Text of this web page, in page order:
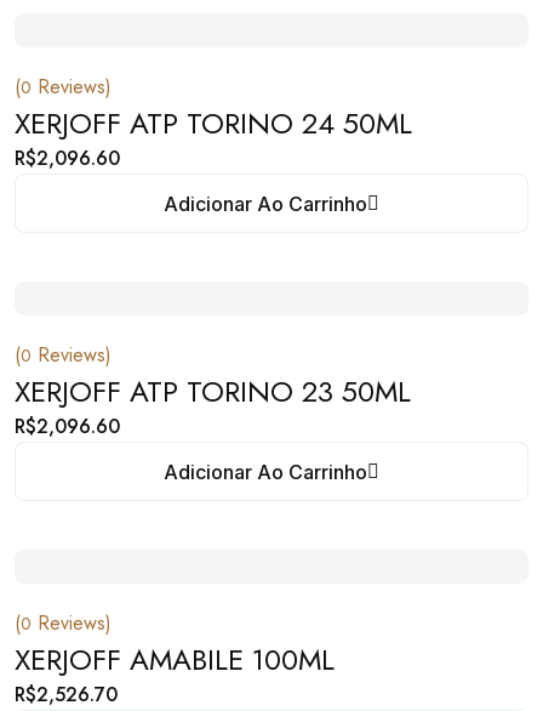
(0 Reviews)
XERJOFF ATP TORINO 24 50ML
R$2,096.60
Adicionar Ao Carrinho
(0 Reviews)
XERJOFF ATP TORINO 23 50ML
R$2,096.60
Adicionar Ao Carrinho
(0 Reviews)
XERJOFF AMABILE 100ML
R$2,526.70